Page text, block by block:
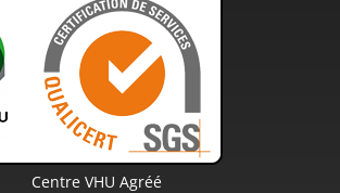
Centre VHU Agréé